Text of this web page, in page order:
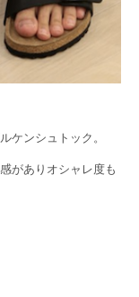
ケンシュトック。
がありオシャレ度も